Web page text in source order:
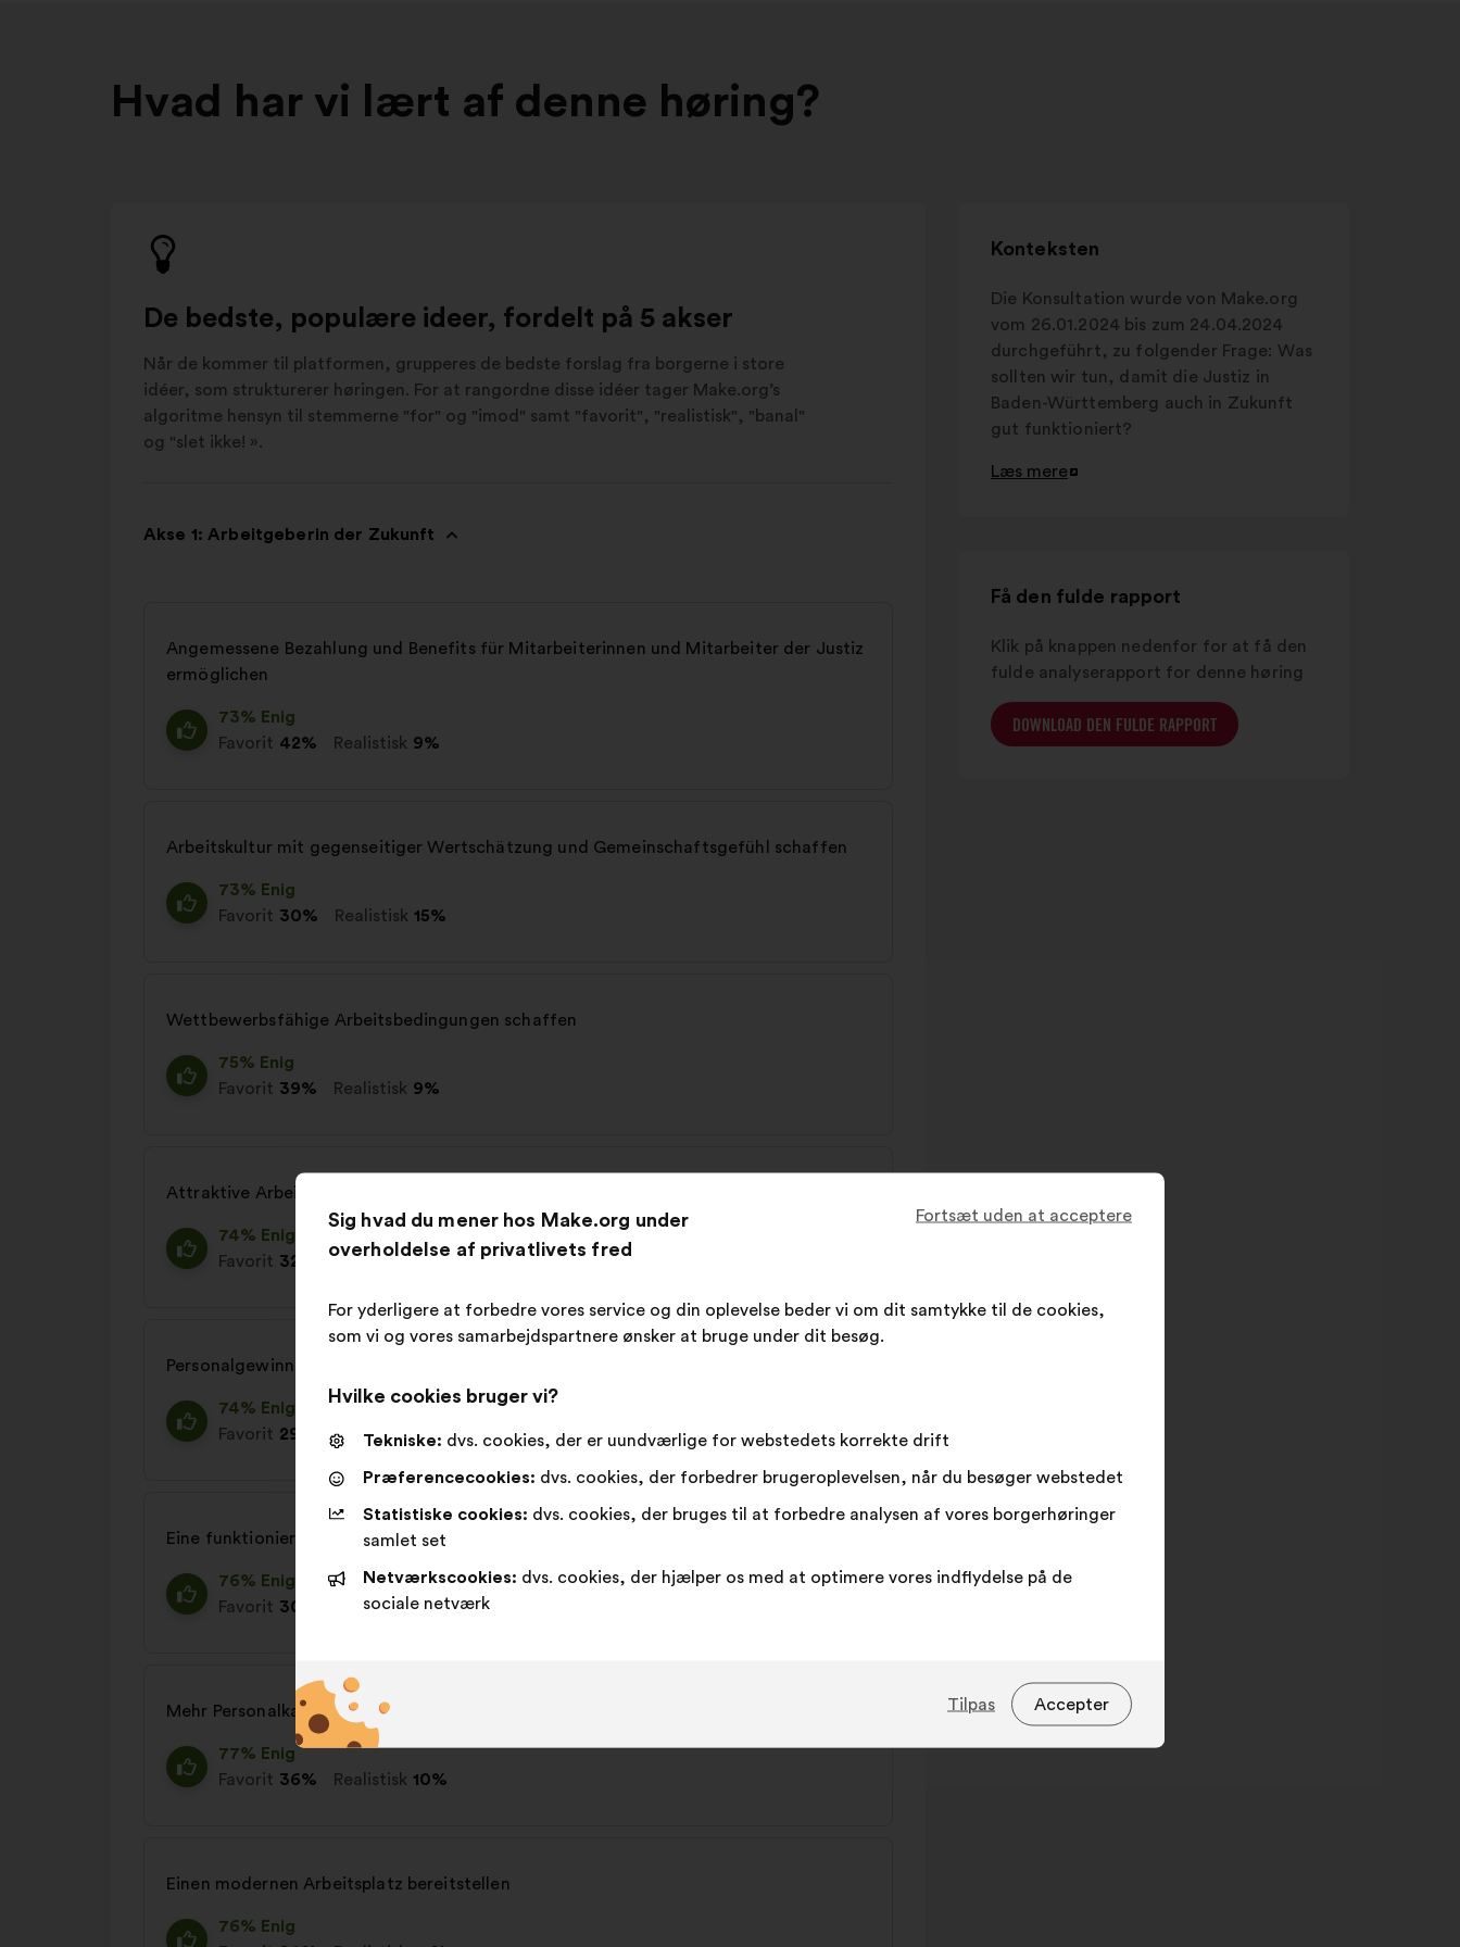
Hvad har vi lært af denne høring?
De bedste, populære ideer, fordelt på 5 akser
Når de kommer til platformen, grupperes de bedste forslag fra borgerne i store
idéer, som strukturerer høringen. For at rangordne disse idéer tager Make.org’s
algoritme hensyn til stemmerne "for" og "imod" samt "favorit", "realistisk", "banal"
og "slet ikke! ».
Akse 1: Arbeitgeberin der Zukunft
Angemessene Bezahlung und Benefits für Mitarbeiterinnen und Mitarbeiter der Justiz
ermöglichen
73% Enig
Favorit 42% Realistisk 9%
Arbeitskultur mit gegenseitiger Wertschätzung und Gemeinschaftsgefühl schaffen
73% Enig
Favorit 30% Realistisk 15%
Wettbewerbsfähige Arbeitsbedingungen schaffen
75% Enig
Favorit 39% Realistisk 9%
Attraktive Arbeitszeiten ermöglichen
74% Enig
Favorit 32% Realistisk 14%
Personalgewinnung und Onboarding professionalisieren
74% Enig
Favorit 29% Realistisk 13%
Eine funktionierende IT-Infrastruktur gewährleisten
76% Enig
Favorit 30% Realistisk 15%
Mehr Personalkapazitäten schaffen
77% Enig
Favorit 36% Realistisk 10%
Einen modernen Arbeitsplatz bereitstellen
76% Enig
Konteksten
Die Konsultation wurde von Make.org
vom 26.01.2024 bis zum 24.04.2024
durchgeführt, zu folgender Frage: Was
sollten wir tun, damit die Justiz in
Baden-Württemberg auch in Zukunft
gut funktioniert?
Læs mere
Åbnes
fane
Få den fulde rapport
Klik på knappen nedenfor for at få den
fulde analyserapport for denne høring
DOWNLOAD DEN FULDE RAPPORT
Fortsæt uden at acceptere
Sig hvad du mener hos Make.org under
overholdelse af privatlivets fred
For yderligere at forbedre vores service og din oplevelse beder vi om dit samtykke til de cookies,
som vi og vores samarbejdspartnere ønsker at bruge under dit besøg.
Hvilke cookies bruger vi?
Tekniske: dvs. cookies, der er uundværlige for webstedets korrekte drift
Præferencecookies: dvs. cookies, der forbedrer brugeroplevelsen, når du besøger webstedet
Statistiske cookies: dvs. cookies, der bruges til at forbedre analysen af vores borgerhøringer
samlet set
Netværkscookies: dvs. cookies, der hjælper os med at optimere vores indflydelse på de
sociale netværk
Accepter
Tilpas